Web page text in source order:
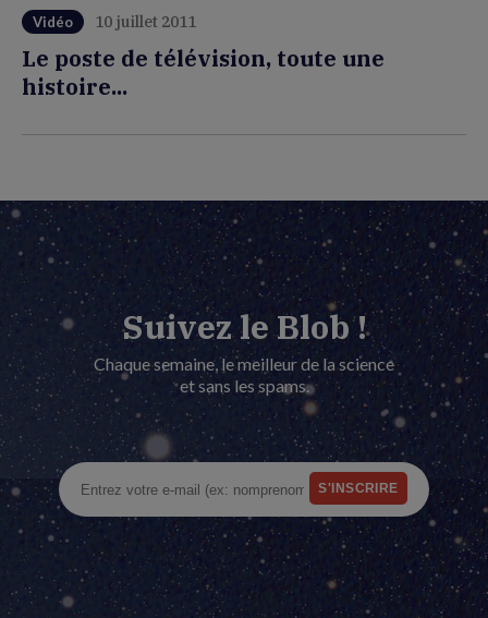
Vidéo 10 juillet 2011
Le poste de télévision, toute une
histoire...
Suivez le Blob !
Chaque semaine, le meilleur de la science
et sans les spams.